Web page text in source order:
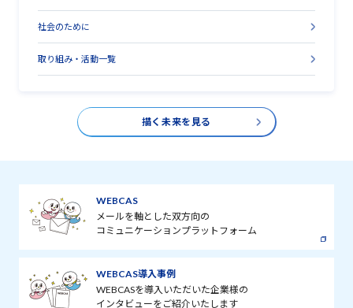
社会のために
取り組み・活動一覧
描く未来を見る
WEBCAS
メールを軸とした双方向の
コミュニケーションプラットフォーム
WEBCAS導入事例
WEBCASを導入いただいた企業様の
インタビューをご紹介いたします